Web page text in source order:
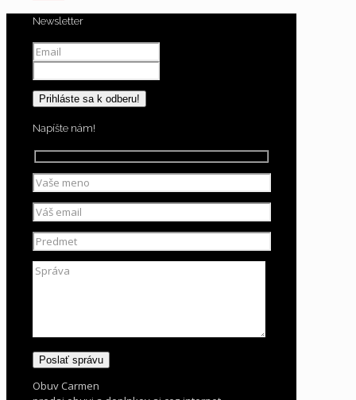
Newsletter
Napíšte nám!
Obuv Carmen